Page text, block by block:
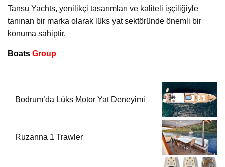
Tansu Yachts, yenilikçi tasarımları ve kaliteli işçiliğiyle
tanınan bir marka olarak lüks yat sektöründe önemli bir
konuma sahiptir.
Boats Group
Bodrum’da Lüks Motor Yat Deneyimi
Ruzanna 1 Trawler